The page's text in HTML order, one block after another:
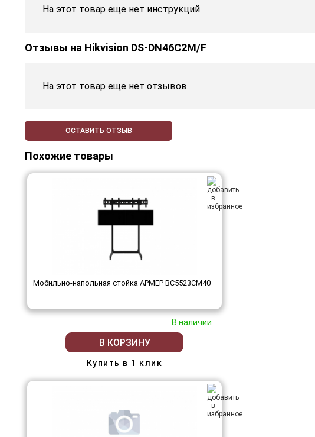
На этот товар еще нет инструкций
Отзывы на Hikvision DS-DN46C2M/F
На этот товар еще нет отзывов.
ОСТАВИТЬ ОТЗЫВ
Похожие товары
Мобильно-напольная стойка АРМЕР ВС5523СМ40
В наличии
В КОРЗИНУ
Купить в 1 клик